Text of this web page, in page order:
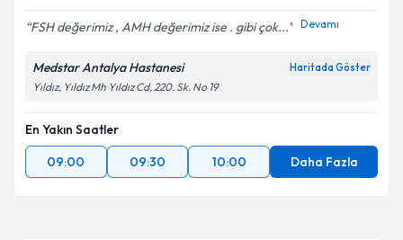
FSH değerimiz , AMH değerimiz ise . gibi çok... Devamı
Medstar Antalya Hastanesi Haritada Göster
Yıldız, Yıldız Mh Yıldız Cd, 220. Sk. No 19
En Yakın Saatler
09:00
09:30 10:00 Daha Fazla